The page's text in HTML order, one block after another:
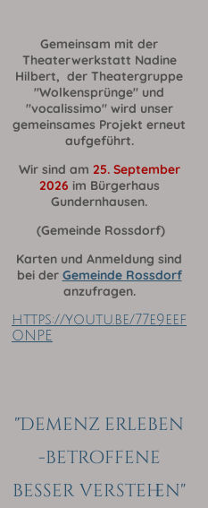
Gemeinsam mit der
Theaterwerkstatt Nadine
Hilbert, der Theatergruppe
"Wolkensprünge" und
"vocalissimo" wird unser
gemeinsames Projekt erneut
aufgeführt.
Wir sind am 25. September
2026 im Bürgerhaus
Gundernhausen.
(Gemeinde Rossdorf)
Karten und Anmeldung sind
bei der Gemeinde Rossdorf
anzufragen.
https://youtu.be/77e9eef
ONPE
"Demenz erleben
-betroffene
besser verstehen"